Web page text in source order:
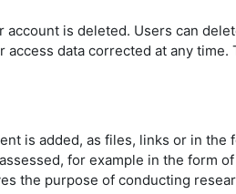
is deleted. Users can
access data corrected at any
is added, as files, links or in
for example in the form
the purpose of conducting